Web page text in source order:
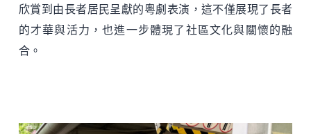
欣賞到由長者居民呈獻的粵劇表演，這不僅展現了長者
的才華與活力，也進一步體現了社區文化與關懷的融
合。